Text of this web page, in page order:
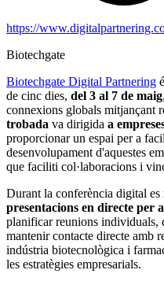
https://
Biotechgate
Biotechgate Digital Partnering
de cinc dies, del 3 al 7 de maig
connexions globals mitjançant
trobada va dirigida a
proporcionar un espai per a
desenvolupament d'aquestes
que faciliti col·laboracions i
Durant la conferència digital es
presentacions en directe per
planificar reunions individuals,
mantenir contacte directe amb
indústria biotecnològica i
les estratègies empresarials.